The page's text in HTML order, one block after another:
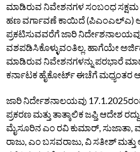
ಮಾಡಿರುವ ನಿವೇಶನಗಳ ಸಂಬಂಧ ಸಕ್ಷಮ
ಹಣ ವರ್ಗಾವಣೆ ಕಾಯಿದೆ (ಪಿಎಂಎಲ್‌ಎ)
ಪ್ರಕಟಿಸುವವರೆಗೆ ಜಾರಿ
ವಶಪಡಿಸಿಕೊಳ್ಳುವಂತಿಲ್ಲ. ಹಾಗೆಯೇ
ಮಾಡಿರುವ ನಿವೇಶನಗಳನ್ನು ಪರಭಾರೆ
ಕರ್ನಾಟಕ ಹೈಕೋರ್ಟ್‌ ಈಚೆಗೆ ಮಧ್ಯಂತರ
ಜಾರಿ ನಿರ್ದೇಶನಾಲಯವು
ಪ್ರಕರಣ ಮತ್ತು ತಾತ್ಕಾಲಿಕ ಜಫ್ತಿ ಆದೇಶ
ಮೈಸೂರಿನ ಎಂ ರವಿ ಕುಮಾರ್‌, ಸುಜಾತಾ,
ರಾಜು, ಎಂ ಬಸವರಾಜು, ವಿ ಸತೀಶ್‌